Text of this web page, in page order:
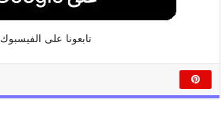
تابعونا على الفيسبوك